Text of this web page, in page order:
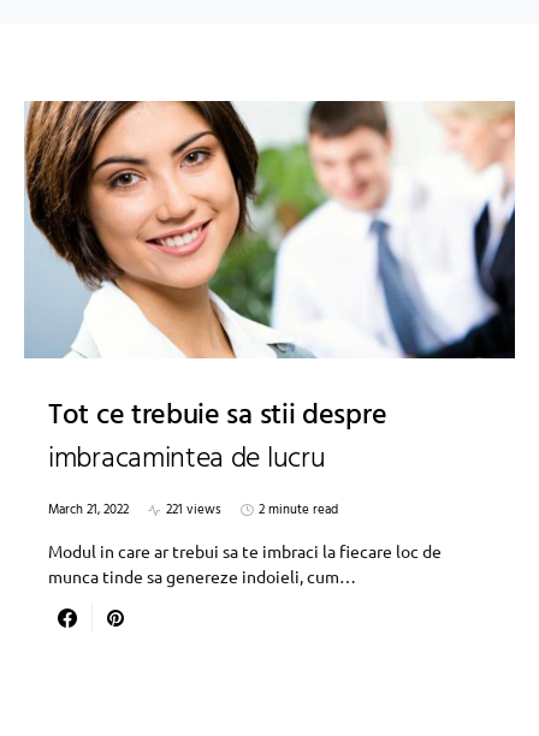
Tot ce trebuie sa stii despre
imbracamintea de lucru
March 21, 2022 221 views
2 minute read
Modul in care ar trebui sa te imbraci la fiecare loc de
munca tinde sa genereze indoieli, cum…